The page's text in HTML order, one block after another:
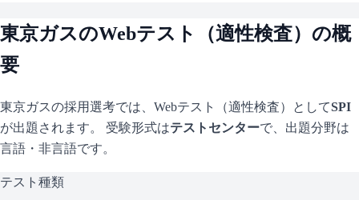
東京ガスのWebテスト（適性検査）の概
要
東京ガスの採用選考では、Webテスト（適性検査）としてSPI
が出題されます。 受験形式はテストセンターで、 出題分野は
言語・非言語です。
テスト種類